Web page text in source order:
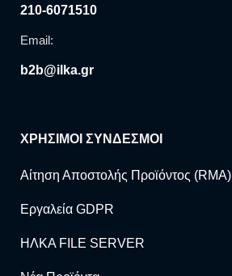
210-6071510
Email:
b2b@ilka.gr
ΧΡΗΣΙΜΟΙ ΣΥΝΔΕΣΜΟΙ
Αίτηση Αποστολής Προϊόντος (RMA)
Εργαλεία GDPR
ΗΛΚΑ FILE SERVER